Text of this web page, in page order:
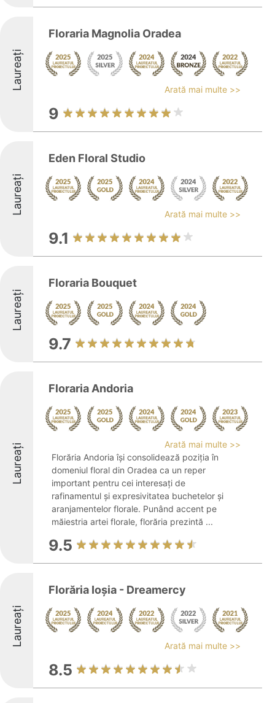
Laureați
Floraria Magnolia Oradea
Arată mai multe >>
9
Laureați
Eden Floral Studio
Arată mai multe >>
9.1
Laureați
Floraria Bouquet
9.7
Laureați
Floraria Andoria
Arată mai multe >>
Florăria Andoria își consolidează poziția în
domeniul floral din Oradea ca un reper
important pentru cei interesați de
rafinamentul și expresivitatea buchetelor și
aranjamentelor florale. Punând accent pe
măiestria artei florale, florăria prezintă ...
9.5
Laureați
Florăria Ioşia - Dreamercy
Arată mai multe >>
8.5